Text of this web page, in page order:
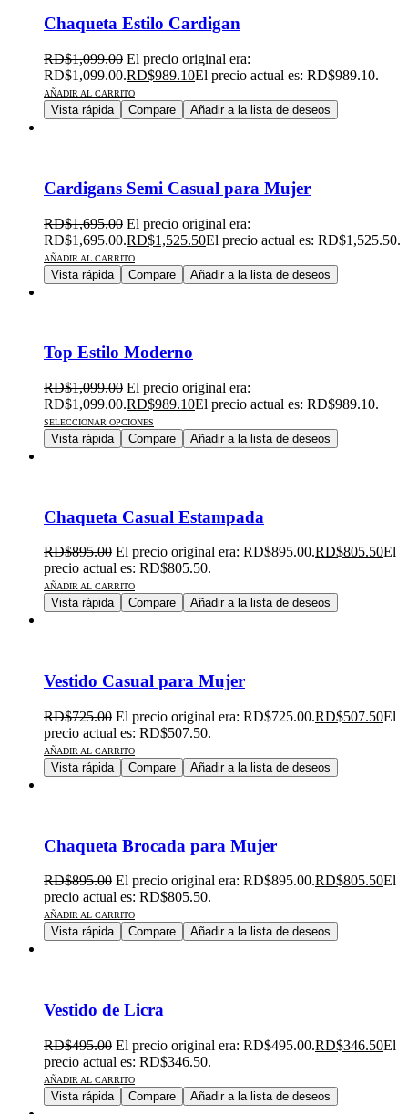
Chaqueta Estilo Cardigan
RD$1,099.00 El precio original era:
RD$1,099.00.RD$989.10El precio actual es: RD$989.10.
AÑADIR AL CARRITO
Vista rápida Compare Añadir a la lista de deseos
Cardigans Semi Casual para Mujer
RD$1,695.00 El precio original era:
RD$1,695.00.RD$1,525.50El precio actual es: RD$1,525.50.
AÑADIR AL CARRITO
Vista rápida Compare Añadir a la lista de deseos
Top Estilo Moderno
RD$1,099.00 El precio original era:
RD$1,099.00.RD$989.10El precio actual es: RD$989.10.
SELECCIONAR OPCIONES
Vista rápida Compare Añadir a la lista de deseos
Chaqueta Casual Estampada
RD$895.00 El precio original era: RD$895.00.RD$805.50El
precio actual es: RD$805.50.
AÑADIR AL CARRITO
Vista rápida Compare Añadir a la lista de deseos
Vestido Casual para Mujer
RD$725.00 El precio original era: RD$725.00.RD$507.50El
precio actual es: RD$507.50.
AÑADIR AL CARRITO
Vista rápida Compare Añadir a la lista de deseos
Chaqueta Brocada para Mujer
RD$895.00 El precio original era: RD$895.00.RD$805.50El
precio actual es: RD$805.50.
AÑADIR AL CARRITO
Vista rápida Compare Añadir a la lista de deseos
Vestido de Licra
RD$495.00 El precio original era: RD$495.00.RD$346.50El
precio actual es: RD$346.50.
AÑADIR AL CARRITO
Vista rápida Compare Añadir a la lista de deseos